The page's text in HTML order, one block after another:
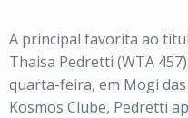
A principal favorita ao
Thaisa Pedretti (WTA
quarta-feira, em Mogi
Kosmos Clube, Pedretti